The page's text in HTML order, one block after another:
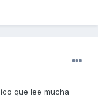
que lee mucha